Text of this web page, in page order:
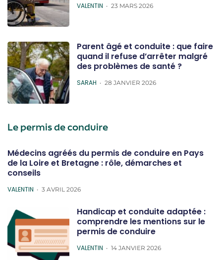
POSTED
VALENTIN 23 MARS 2026
Parent âgé et conduite : que faire
quand il refuse d’arrêter malgré
des problèmes de santé ?
POSTED
SARAH 28 JANVIER 2026
Le permis de conduire
Médecins agréés du permis de conduire en Pays
de la Loire et Bretagne : rôle, démarches et
conseils
POSTED
VALENTIN 3 AVRIL 2026
Handicap et conduite adaptée :
comprendre les mentions sur le
permis de conduire
POSTED
VALENTIN 14 JANVIER 2026